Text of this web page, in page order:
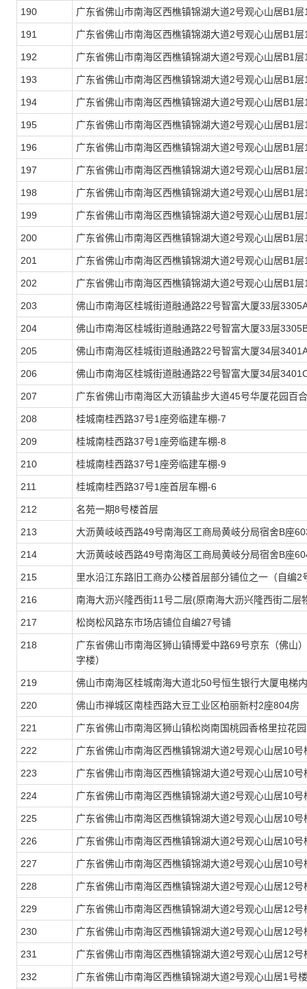
190 广东省佛山市南海区西樵镇锦湖大道2号观心山居B1层
191 广东省佛山市南海区西樵镇锦湖大道2号观心山居B1层
192 广东省佛山市南海区西樵镇锦湖大道2号观心山居B1层
193 广东省佛山市南海区西樵镇锦湖大道2号观心山居B1层
194 广东省佛山市南海区西樵镇锦湖大道2号观心山居B1层
195 广东省佛山市南海区西樵镇锦湖大道2号观心山居B1层
196 广东省佛山市南海区西樵镇锦湖大道2号观心山居B1层
197 广东省佛山市南海区西樵镇锦湖大道2号观心山居B1层
198 广东省佛山市南海区西樵镇锦湖大道2号观心山居B1层
199 广东省佛山市南海区西樵镇锦湖大道2号观心山居B1层
200 广东省佛山市南海区西樵镇锦湖大道2号观心山居B1层
201 广东省佛山市南海区西樵镇锦湖大道2号观心山居B1层
202 广东省佛山市南海区西樵镇锦湖大道2号观心山居B1层
203 佛山市南海区桂城街道融通路22号智富大厦33层
204 佛山市南海区桂城街道融通路22号智富大厦33层
205 佛山市南海区桂城街道融通路22号智富大厦34层
206 佛山市南海区桂城街道融通路22号智富大厦34层
207 广东省佛山市南海区大沥镇盐步大道45号华厦花园百
208 桂城南桂西路37号1座旁临建车棚-7
209 桂城南桂西路37号1座旁临建车棚-8
210 桂城南桂西路37号1座旁临建车棚-9
211 桂城南桂西路37号1座首层车棚-6
212 名苑一期8号楼首层
213 大沥黄岐岐西路49号南海区工商局黄岐分局宿舍B座
214 大沥黄岐岐西路49号南海区工商局黄岐分局宿舍B座
215 里水沿江东路旧工商办公楼首层部分铺位之一（自编2
216 南海大沥兴隆西街11号二层(原南海大沥兴隆西街二层
217 松岗松风路东市场店铺位自编27号铺
218
广东省佛山市南海区狮山镇博爱中路69号京东（佛山
字楼）
219 佛山市南海区桂城南海大道北50号恒生银行大厦电梯
220 佛山市禅城区南桂西路大豆工业区柏丽新村2座804房
221 广东省佛山市南海区狮山镇松岗南国桃园香格里拉花
222 广东省佛山市南海区西樵镇锦湖大道2号观心山居10号
223 广东省佛山市南海区西樵镇锦湖大道2号观心山居10号
224 广东省佛山市南海区西樵镇锦湖大道2号观心山居10号
225 广东省佛山市南海区西樵镇锦湖大道2号观心山居10号
226 广东省佛山市南海区西樵镇锦湖大道2号观心山居10号
227 广东省佛山市南海区西樵镇锦湖大道2号观心山居10号
228 广东省佛山市南海区西樵镇锦湖大道2号观心山居12号
229 广东省佛山市南海区西樵镇锦湖大道2号观心山居12号
230 广东省佛山市南海区西樵镇锦湖大道2号观心山居12号
231 广东省佛山市南海区西樵镇锦湖大道2号观心山居12号
232 广东省佛山市南海区西樵镇锦湖大道2号观心山居1号